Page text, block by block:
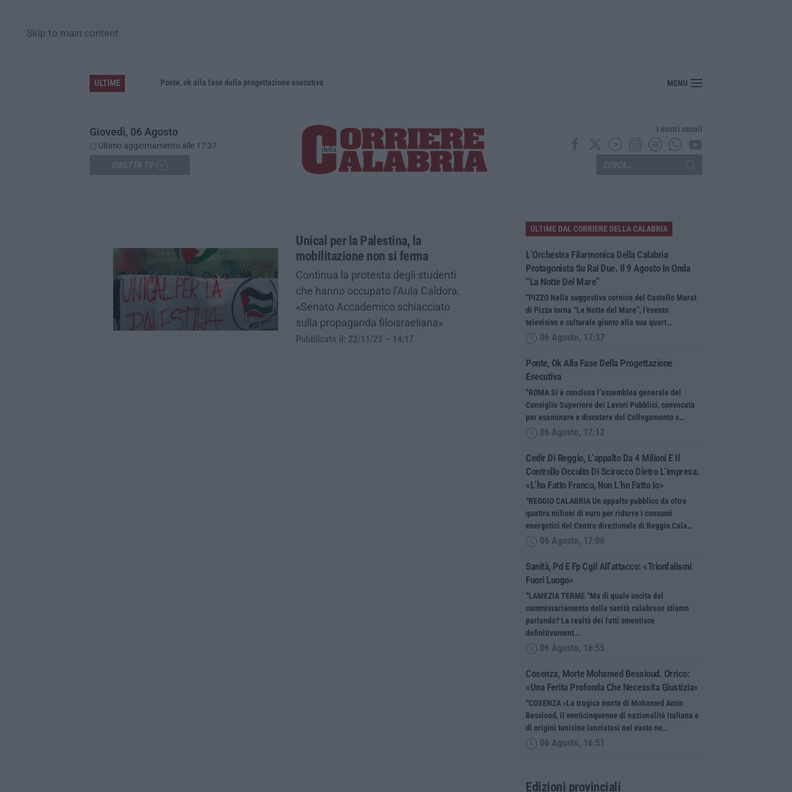
Skip to main content
ULTIME
L’Orchestra Filarmonica della Calabria protagonista su Rai Due. Il 9 Agosto in onda “La Notte del Mare” Ponte, ok alla fase della progettazione esecutiva MENU
Giovedì, 06 Agosto
Ultimo aggiornamento alle 17:37
I nostri canali
Unical per la Palestina, la
mobilitazione non si ferma
Continua la protesta degli studenti
che hanno occupato l’Aula Caldora.
«Senato Accademico schiacciato
sulla propaganda filoisraeliana»
Pubblicato il: 22/11/23 – 14:17
ULTIME DAL CORRIERE DELLA CALABRIA
L’Orchestra Filarmonica Della Calabria
Protagonista Su Rai Due. Il 9 Agosto In Onda
“La Notte Del Mare”
“PIZZO Nella suggestiva cornice del Castello Murat
di Pizzo torna “La Notte del Mare”, l’evento
televisivo e culturale giunto alla sua quart…
06 Agosto, 17:37
Ponte, Ok Alla Fase Della Progettazione
Esecutiva
“ROMA Si è conclusa l’assemblea generale del
Consiglio Superiore dei Lavori Pubblici, convocata
per esaminare e discutere del Collegamento s…
06 Agosto, 17:12
Cedir Di Reggio, L’appalto Da 4 Milioni E Il
Controllo Occulto Di Scirocco Dietro L’impresa.
«L’ha Fatto Franco, Non L’ho Fatto Io»
“REGGIO CALABRIA Un appalto pubblico da oltre
quattro milioni di euro per ridurre i consumi
energetici del Centro direzionale di Reggio Cala…
06 Agosto, 17:06
Sanità, Pd E Fp Cgil All’attacco: «Trionfalismi
Fuori Luogo»
“LAMEZIA TERME “Ma di quale uscita dal
commissariamento della sanità calabrese stiamo
parlando? La realtà dei fatti smentisce
definitivament…
06 Agosto, 16:55
Cosenza, Morte Mohamed Bessioud. Orrico:
«Una Ferita Profonda Che Necessita Giustizia»
“COSENZA «La tragica morte di Mohamed Amin
Bessioud, il venticinquenne di nazionalità italiana e
di origini tunisine lanciatosi nel vuoto ne…
06 Agosto, 16:51
Edizioni provinciali